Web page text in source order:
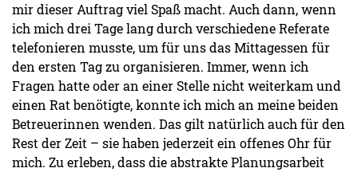
mir dieser Auftrag viel Spaß macht. Auch dann, wenn
ich mich drei Tage lang durch verschiedene Referate
telefonieren musste, um für uns das Mittagessen für
den ersten Tag zu organisieren. Immer, wenn ich
Fragen hatte oder an einer Stelle nicht weiterkam und
einen Rat benötigte, konnte ich mich an meine beiden
Betreuerinnen wenden. Das gilt natürlich auch für den
Rest der Zeit ­– sie haben jederzeit ein offenes Ohr für
mich. Zu erleben, dass die abstrakte Planungsarbeit